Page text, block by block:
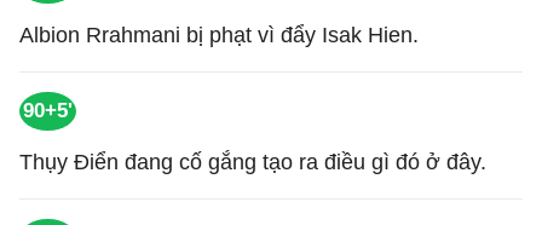
Albion Rrahmani bị phạt vì đẩy Isak Hien.
90+5'
Thụy Điển đang cố gắng tạo ra điều gì đó ở đây.